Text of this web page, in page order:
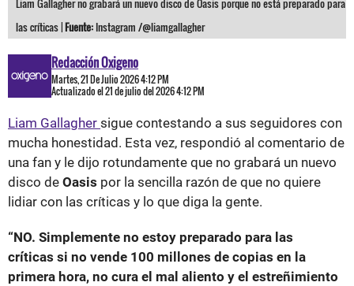
Liam Gallagher no grabará un nuevo disco de Oasis porque no está preparado para
las críticas |Fuente: Instagram /@liamgallagher
Redacción Oxigeno
Martes, 21 De Julio 2026 4:12 PM
Actualizado el 21 de julio del 2026 4:12 PM
Liam Gallagher sigue contestando a sus seguidores con
mucha honestidad. Esta vez, respondió al comentario de
una fan y le dijo rotundamente que no grabará un nuevo
disco de Oasis por la sencilla razón de que no quiere
lidiar con las críticas y lo que diga la gente.
“NO. Simplemente no estoy preparado para las
críticas si no vende 100 millones de copias en la
primera hora, no cura el mal aliento y el estreñimiento